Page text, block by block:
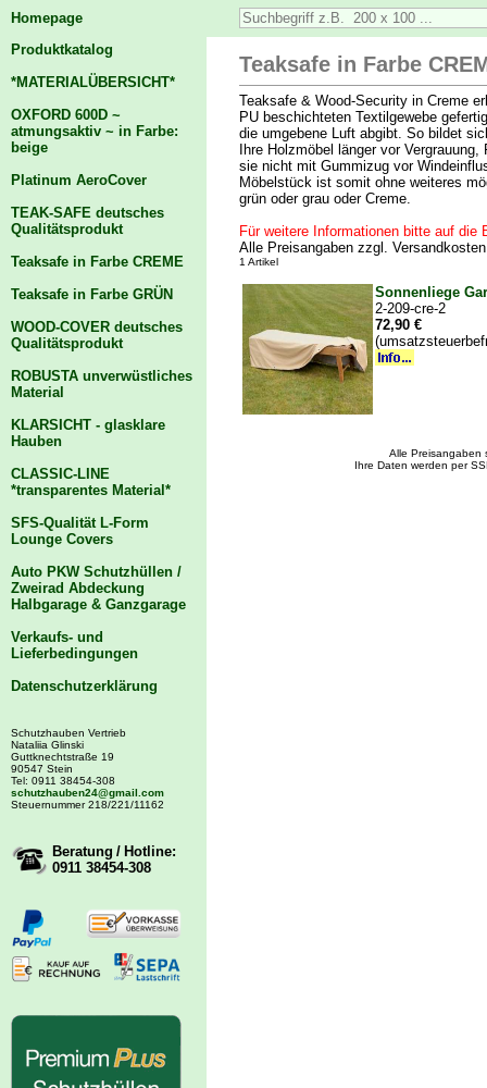
Homepage
Produktkatalog
*MATERIALÜBERSICHT*
OXFORD 600D ~
atmungsaktiv ~ in Farbe:
beige
Platinum AeroCover
TEAK-SAFE deutsches
Qualitätsprodukt
Teaksafe in Farbe CREME
Teaksafe in Farbe GRÜN
WOOD-COVER deutsches
Qualitätsprodukt
ROBUSTA unverwüstliches
Material
KLARSICHT - glasklare
Hauben
CLASSIC-LINE
*transparentes Material*
SFS-Qualität L-Form
Lounge Covers
Auto PKW Schutzhüllen /
Zweirad Abdeckung
Halbgarage & Ganzgarage
Verkaufs- und
Lieferbedingungen
Datenschutzerklärung
Schutzhauben Vertrieb
Nataliia Glinski
Guttknechtstraße 19
90547 Stein
Tel: 0911 38454-308
schutzhauben24@gmail.com
Steuernummer 218/221/11162
Beratung / Hotline:
0911 38454-308
Teaksafe in Farbe
Teaksafe & Wood-Security in Creme
PU beschichteten Textilgewebe
die umgebene Luft abgibt. So bildet
Ihre Holzmöbel länger vor
sie nicht mit Gummizug vor
Möbelstück ist somit ohne weiteres
grün oder grau oder Creme.
Für weitere Informationen bitte auf die
Alle Preisangaben zzgl.
1 Artikel
Sonnenliege
2-209-cre-2
72,90 €
Alle Preisangaben
Ihre Daten werden per